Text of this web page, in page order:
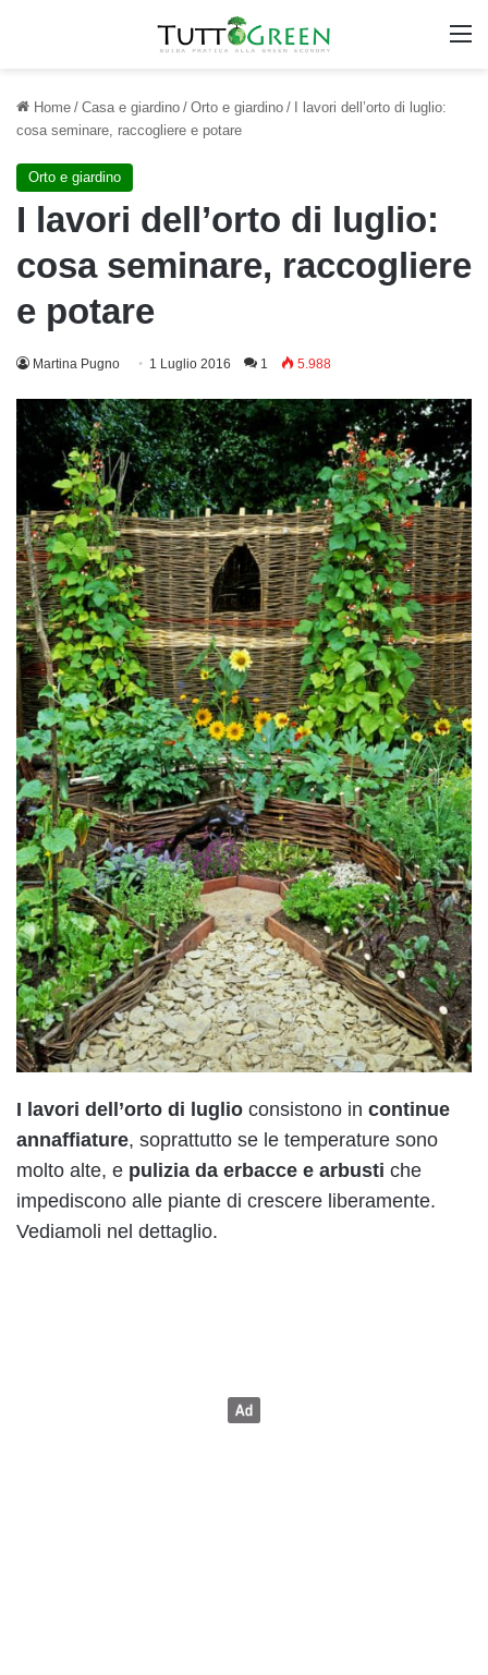
Home / Casa e giardino / Orto e giardino / I lavori dell’orto di luglio:
cosa seminare, raccogliere e potare
Orto e giardino
I lavori dell’orto di luglio:
cosa seminare, raccogliere
e potare
Martina Pugno 1 Luglio 2016 1 5.988
I lavori dell’orto di luglio consistono in continue
annaffiature, soprattutto se le temperature sono
molto alte, e pulizia da erbacce e arbusti che
impediscono alle piante di crescere liberamente.
Vediamoli nel dettaglio.